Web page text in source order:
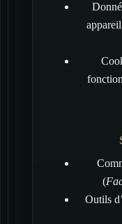
(
Outils